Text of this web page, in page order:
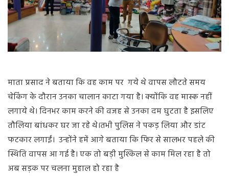
माता प्रसाद ने बताया कि वह काम पर गये थे वापस लौटते समय
चेकिंग के दौरान उनका चालान काटा गया है।क्योंकि वह मास्क नहीं
लगाये थे। दिनभर काम करने की वजह से उनका दम घुटता है इसलिए
तौलिया बांधकर घर जा रहे थे।तभी पुलिस ने पकड़ लिया और डांट
फटकार लगाईं। उन्होंने हमें आगे बताया कि फिर से सालभर पहले की
स्थिति वापस आ गई है। एक तो बड़ी मुश्किल से काम मिल रहा है तो
अब सड़क पर चलना मुहाल हो रहा है